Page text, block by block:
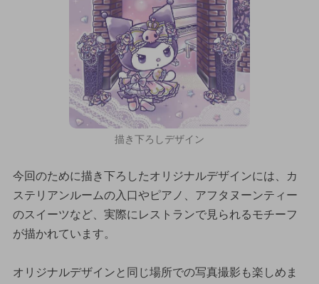
描き下ろしデザイン
今回のために描き下ろしたオリジナルデザインには、カ
ステリアンルームの入口やピアノ、アフタヌーンティー
のスイーツなど、実際にレストランで見られるモチーフ
が描かれています。
オリジナルデザインと同じ場所での写真撮影も楽しめま